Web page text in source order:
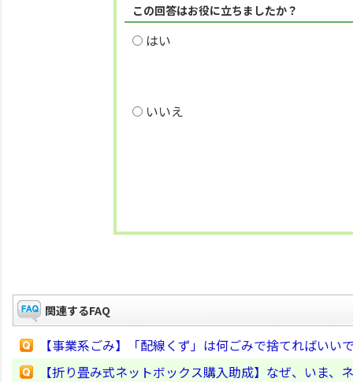
この回答はお役に立ちましたか？
はい
いいえ
関連するFAQ
【事業系ごみ】「配線くず」は何ごみで捨てればいい
【折り畳み式ネットボックス購入助成】なぜ、いま